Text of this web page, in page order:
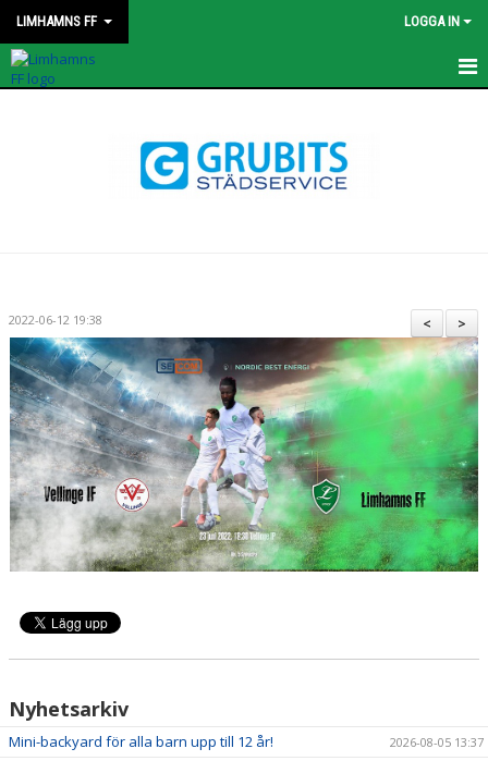
LIMHAMNS FF LOGGA IN
KALENDER
MATCHER
PROFILKLÄDER
AVGIFTER
ANMÄLAN
>
<
2022-06-12 19:38
Nyhetsarkiv
Mini-backyard för alla barn upp till 12 år! 2026-08-05 13:37